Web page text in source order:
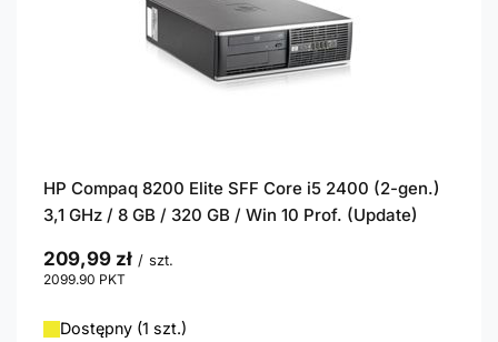
HP Compaq 8200 Elite SFF Core i5 2400 (2-gen.)
3,1 GHz / 8 GB / 320 GB / Win 10 Prof. (Update)
209,99 zł / szt.
2099.90 PKT
Dostępny (1 szt.)